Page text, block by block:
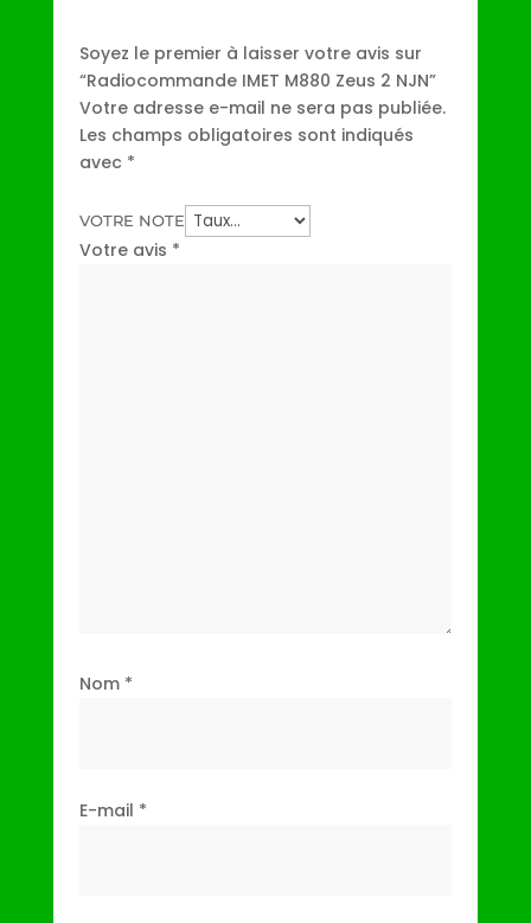
Soyez le premier à laisser votre avis sur
“Radiocommande IMET M880 Zeus 2 NJN”
Votre adresse e-mail ne sera pas publiée.
Les champs obligatoires sont indiqués
avec *
VOTRE NOTE
Votre avis *
Nom *
E-mail *